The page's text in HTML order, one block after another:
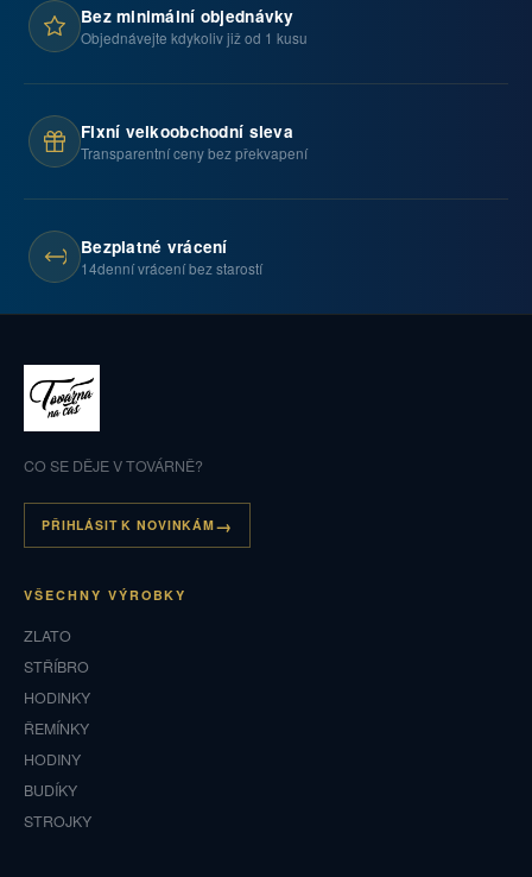
Bez minimální objednávky
Objednávejte kdykoliv již od 1 kusu
Fixní velkoobchodní sleva
Transparentní ceny bez překvapení
Bezplatné vrácení
14denní vrácení bez starostí
CO SE DĚJE V TOVÁRNĚ?
PŘIHLÁSIT K NOVINKÁM
VŠECHNY VÝROBKY
ZLATO
STŘÍBRO
HODINKY
ŘEMÍNKY
HODINY
BUDÍKY
STROJKY